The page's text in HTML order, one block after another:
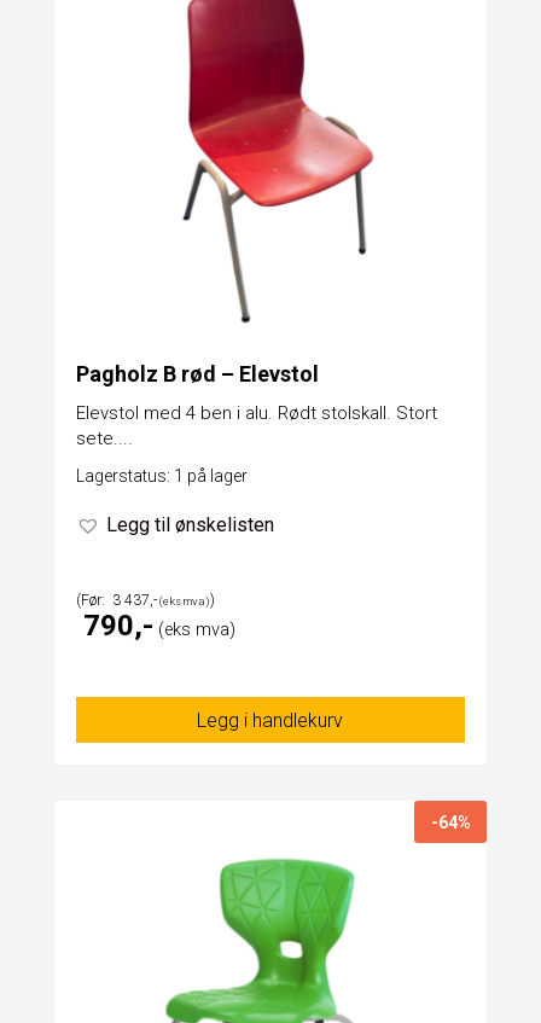
Pagholz B rød – Elevstol
Elevstol med 4 ben i alu. Rødt stolskall. Stort
sete....
Lagerstatus: 1 på lager
Legg til ønskelisten
3 437
790
Legg i handlekurv
-64%